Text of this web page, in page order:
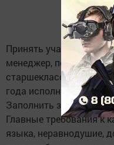
Принять участие в
менеджер, пенсионер и
старшеклассник. То
года исполнится не
Заполнить заявку
Главные требования к
языка, неравнодушие,